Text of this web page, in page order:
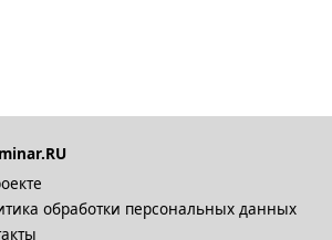
обработки персональных данных